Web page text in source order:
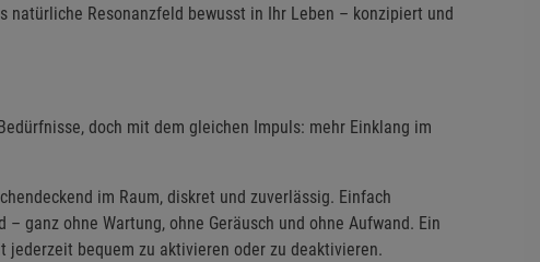
natürliche Resonanzfeld bewusst in Ihr Leben – konzipiert und
doch mit dem gleichen Impuls: mehr Einklang im
im Raum, diskret und zuverlässig. Einfach
ganz ohne Wartung, ohne Geräusch und ohne Aufwand. Ein
jederzeit bequem zu aktivieren oder zu deaktivieren.